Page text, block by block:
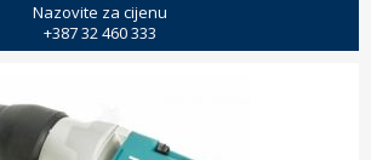
Nazovite za cijenu
+387 32 460 333